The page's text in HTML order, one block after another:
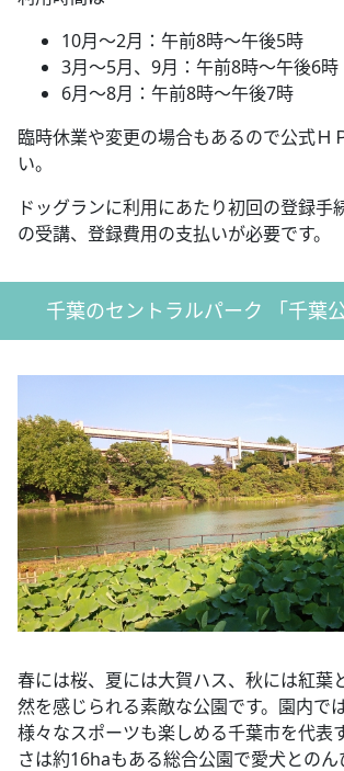
10月～2月：午前8時～午後5時
3月～5月、9月：午前8時～午後6時
6月～8月：午前8時～午後7時
臨時休業や変更の場合もあるので公式Ｈ
い。
ドッグランに利用にあたり初回の登録手
の受講、登録費用の支払いが必要です。
千葉のセントラルパーク 「千葉
春には桜、夏には大賀ハス、秋には紅葉
然を感じられる素敵な公園です。園内で
様々なスポーツも楽しめる千葉市を代表
さは約16haもある総合公園で愛犬との